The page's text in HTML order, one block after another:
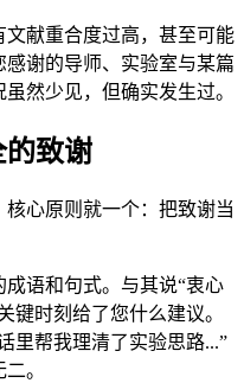
献重合度过高，甚至可能
谢的导师、实验室与某篇
然少见，但确实发生过。
的致谢
心原则就一个：把致谢当
语和句式。与其说“衷心
键时刻给了您什么建议。
里帮我理清了实验思路...”
。